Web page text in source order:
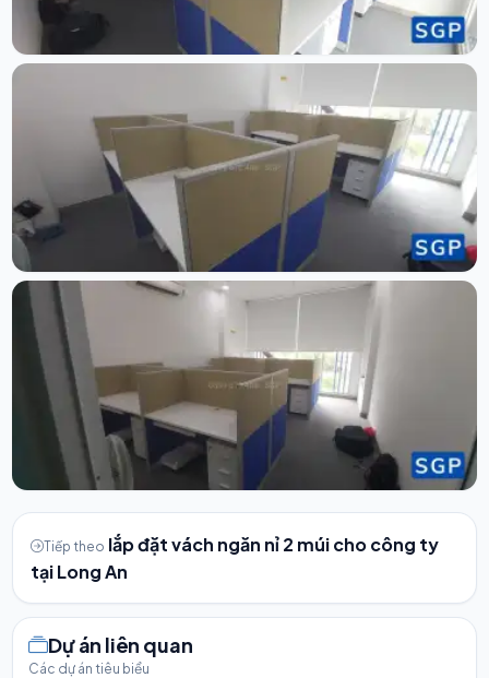
Tiếp theo lắp đặt vách ngăn nỉ 2 múi cho công ty
tại Long An
Dự án liên quan
Các dự án tiêu biểu